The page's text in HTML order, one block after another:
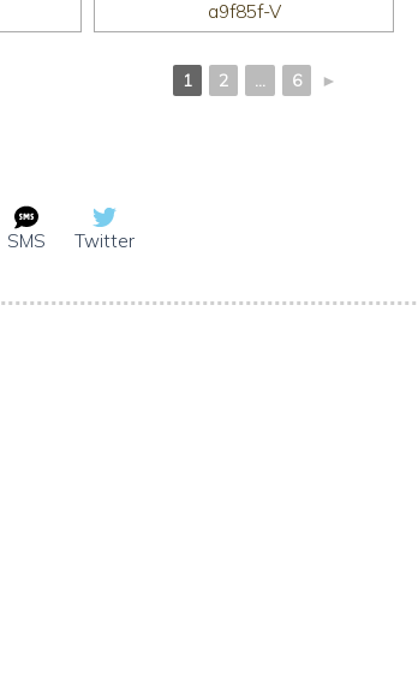
1 2 ... 6 ►
SMS Twitter